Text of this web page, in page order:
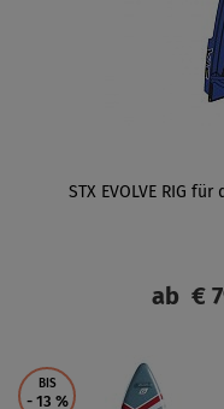
STX EVOLVE RIG
ab€
BIS
- 13 %